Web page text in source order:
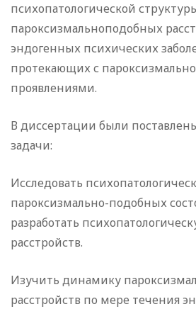
психопатологической
пароксизмальноподобных
эндогенных психических
протекающих с
проявлениями.
В диссертации были
задачи:
Исследовать
пароксизмально-подобных
разработать
расстройств.
Изучить динамику
расстройств по мере течения